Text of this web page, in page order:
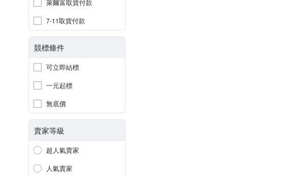
萊爾富取貨付款
7-11取貨付款
競標條件
可立即結標
一元起標
無底價
賣家等級
超人氣賣家
人氣賣家